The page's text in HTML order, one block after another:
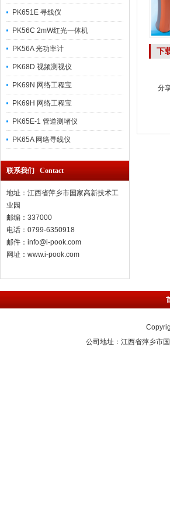
PK651E 寻线仪
PK56C 2mW红光一体机
PK56A 光功率计
PK68D 视频测视仪
PK69N 网络工程宝
PK69H 网络工程宝
PK65E-1 管道测堵仪
PK65A 网络寻线仪
联系我们 Contact
地址：江西省萍乡市国家高新技术工
业园
邮编：337000
电话：0799-6350918
邮件：info@i-pook.com
网址：www.i-pook.com
下
分享
公司地址：江西省萍乡